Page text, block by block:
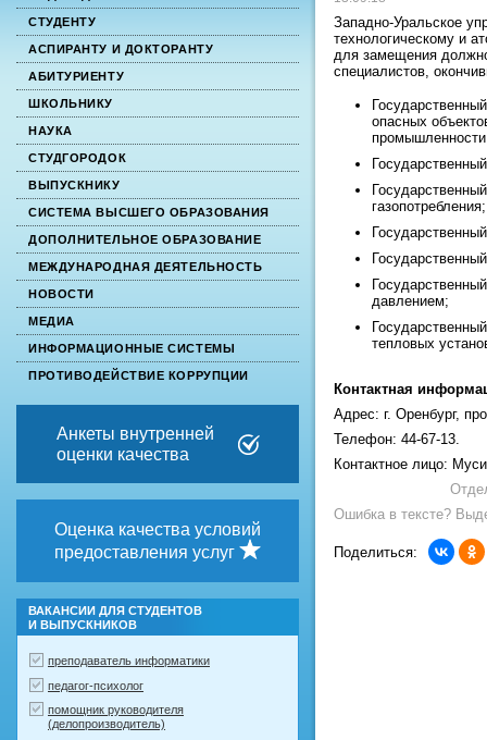
СТУДЕНТУ
АСПИРАНТУ И ДОКТОРАНТУ
АБИТУРИЕНТУ
ШКОЛЬНИКУ
НАУКА
СТУДГОРОДОК
ВЫПУСКНИКУ
СИСТЕМА ВЫСШЕГО ОБРАЗОВАНИЯ
ДОПОЛНИТЕЛЬНОЕ ОБРАЗОВАНИЕ
МЕЖДУНАРОДНАЯ ДЕЯТЕЛЬНОСТЬ
НОВОСТИ
МЕДИА
ИНФОРМАЦИОННЫЕ СИСТЕМЫ
ПРОТИВОДЕЙСТВИЕ КОРРУПЦИИ
Анкеты внутренней
оценки качества
Оценка качества условий
предоставления услуг
ВАКАНСИИ ДЛЯ СТУДЕНТОВ
И ВЫПУСКНИКОВ
преподаватель информатики
педагог-психолог
помощник руководителя
(делопроизводитель)
Западно-Уральское
технологическому и
для замещения
специалистов,
опасных
газопотребления;
давлением;
тепловых
Контактная
Адрес: г. Оренбург,
Телефон: 44-67-13.
Контактное лицо:
Ошибка в тексте?
Поделиться: